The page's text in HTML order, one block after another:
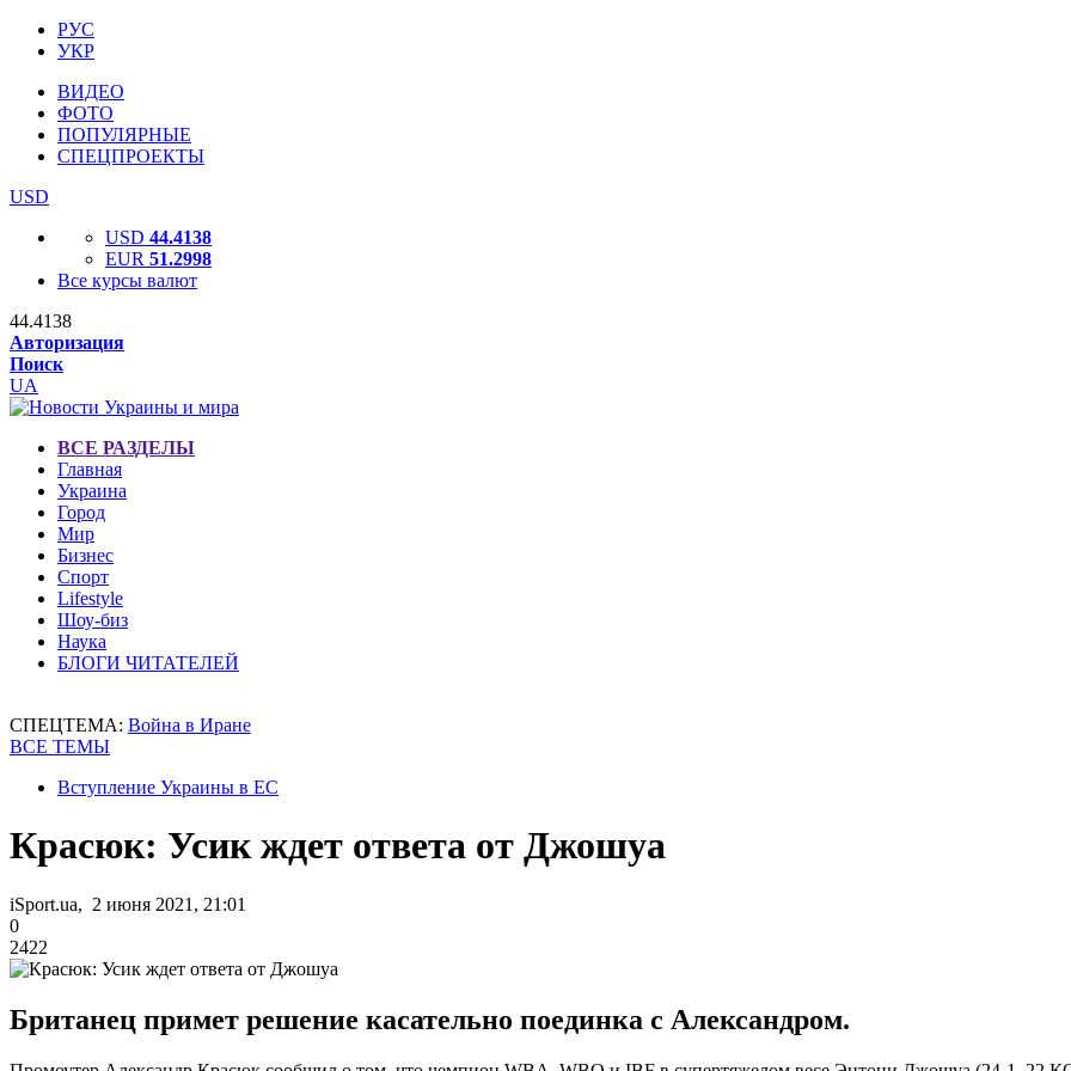
РУС
УКР
ВИДЕО
ФОТО
ПОПУЛЯРНЫЕ
СПЕЦПРОЕКТЫ
USD
USD 44.4138
EUR 51.2998
Все курсы валют
44.4138
Авторизация
Поиск
UA
ВСЕ РАЗДЕЛЫ
Главная
Украина
Город
Мир
Бизнес
Спорт
Lifestyle
Шоу-биз
Наука
БЛОГИ ЧИТАТЕЛЕЙ
СПЕЦТЕМА: Война в Иране
ВСЕ ТЕМЫ
Вступление Украины в ЕС
Красюк: Усик ждет ответа от Джошуа
iSport.ua, 2 июня 2021, 21:01
0
2422
Британец примет решение касательно поединка с Александром.